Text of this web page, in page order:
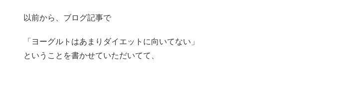
以前から、ブログ記事で
「ヨーグルトはあまりダイエットに向いてない」
ということを書かせていただいてて、